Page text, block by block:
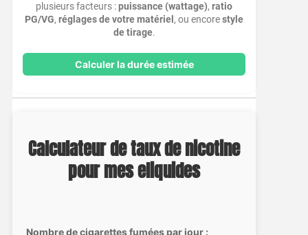
plusieurs facteurs :puissance (wattage),ratio
PG/VG,réglages de votre matériel , ou encorestyle
de tirage.
Calculer la durée estimée
Calculateur de taux de nicotine
pour mes eliquides
Nombre de cigarettes fumées par jour :